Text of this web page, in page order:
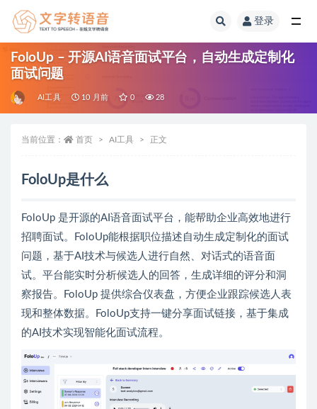
登录
FoloUp – 开源AI语音面试平台，自动生成定制化
面试问题
AI工具 10 月前 0 28
当前位置： 首页 AI工具 正文
FoloUp是什么
FoloUp 是开源的AI语音面试平台，能帮助企业高效地进行
招聘面试。FoloUp能根据职位描述自动生成定制化的面试
问题，基于AI技术与候选人进行自然、对话式的语音面
试。平台能实时分析候选人的回答，生成详细的评分和洞
察报告。FoloUp 提供综合仪表盘，方便企业跟踪候选人表
现和整体数据。FoloUp支持一键分享面试链接，基于集成
的AI技术实现智能化面试流程。